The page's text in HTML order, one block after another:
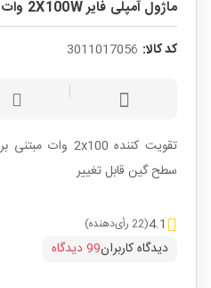
ماژول آمپلی فایر 2X100W وات استریو XH-M510
کد کالا: 3011017056
سطح گین قابل تغییر
4.1(22 رأی‌دهنده)
دیدگاه کاربران99 دیدگاه